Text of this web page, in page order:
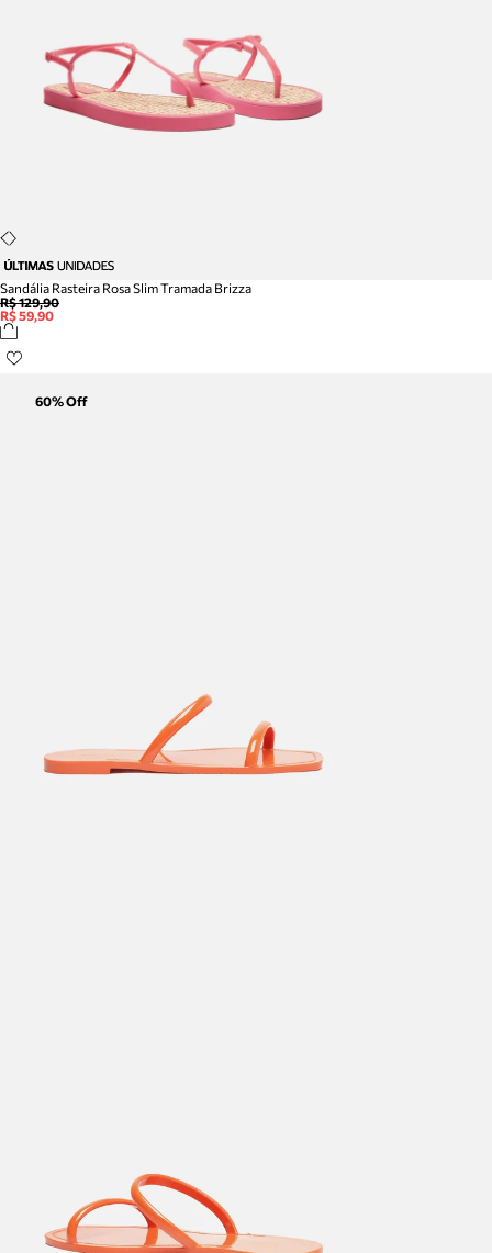
Sandália Rasteira Rosa Slim Tramada Brizza
R$ 129,90
R$ 59,90
60% Off